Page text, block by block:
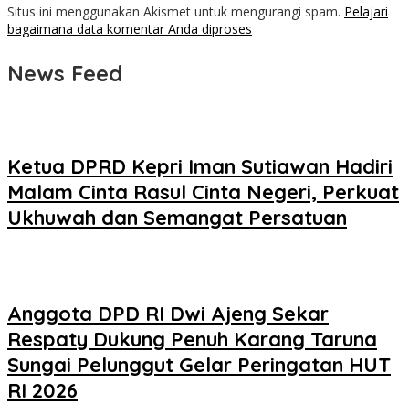
Situs ini menggunakan Akismet untuk mengurangi spam. Pelajari
bagaimana data komentar Anda diproses
News Feed
Ketua DPRD Kepri Iman Sutiawan Hadiri
Malam Cinta Rasul Cinta Negeri, Perkuat
Ukhuwah dan Semangat Persatuan
Anggota DPD RI Dwi Ajeng Sekar
Respaty Dukung Penuh Karang Taruna
Sungai Pelunggut Gelar Peringatan HUT
RI 2026